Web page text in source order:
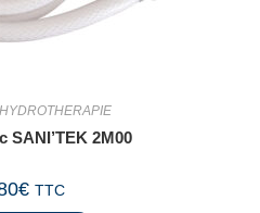
HYDROTHERAPIE
SANI’TEK 2M00
€ TTC